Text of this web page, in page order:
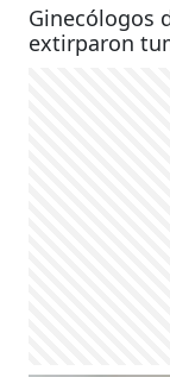
Ginecólogos
extirparon